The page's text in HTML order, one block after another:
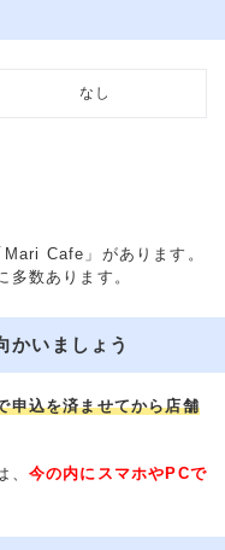
なし
Cafe」があります。
数あります。
かいましょう
申込を済ませてから店舗
、 今の内にスマホやPCで